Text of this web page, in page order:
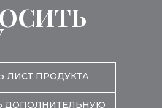
ЛИСТ ПРОДУКТА
ДОПОЛНИТЕЛЬНУЮ